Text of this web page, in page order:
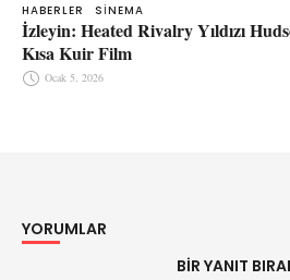
HABERLER SINEMA
İzleyin: Heated Rivalry Yıldızı
Kısa Kuir Film
Ocak 5, 2026
YORUMLAR
BIR YANIT